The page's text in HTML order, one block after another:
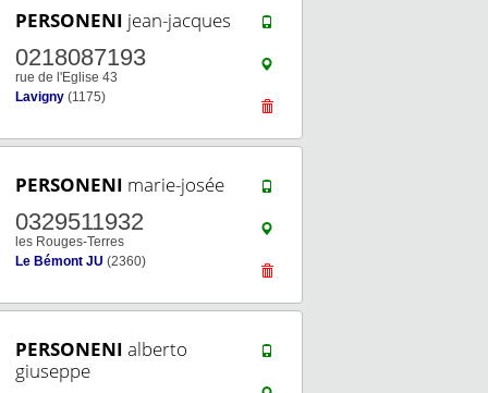
PERSONENI jean-jacques
0218087193
rue de l'Eglise 43
Lavigny (1175)
PERSONENI marie-josée
0329511932
les Rouges-Terres
Le Bémont JU (2360)
PERSONENI alberto
giuseppe